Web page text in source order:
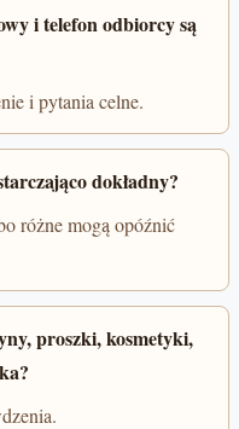
i telefon odbiorcy są
i pytania celne.
dokładny?
różne mogą opóźnić
proszki, kosmetyki,